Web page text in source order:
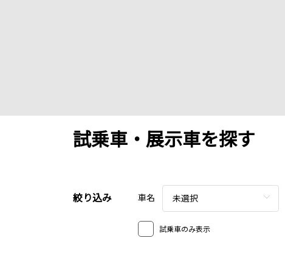
試乗車・展示車を探す
絞り込み 車名 未選択
試乗車のみ表示